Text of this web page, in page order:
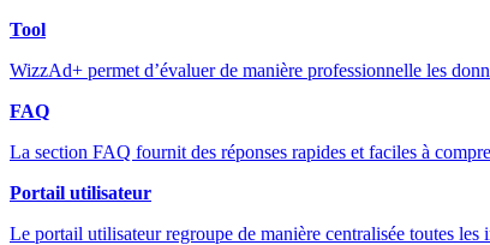
Tool
WizzAd+ permet d’évaluer de manière professionnelle les
FAQ
La section FAQ fournit des réponses rapides et faciles à
Portail utilisateur
Le portail utilisateur regroupe de manière centralisée toutes